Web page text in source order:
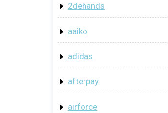
2dehands
aaiko
adidas
afterpay
airforce